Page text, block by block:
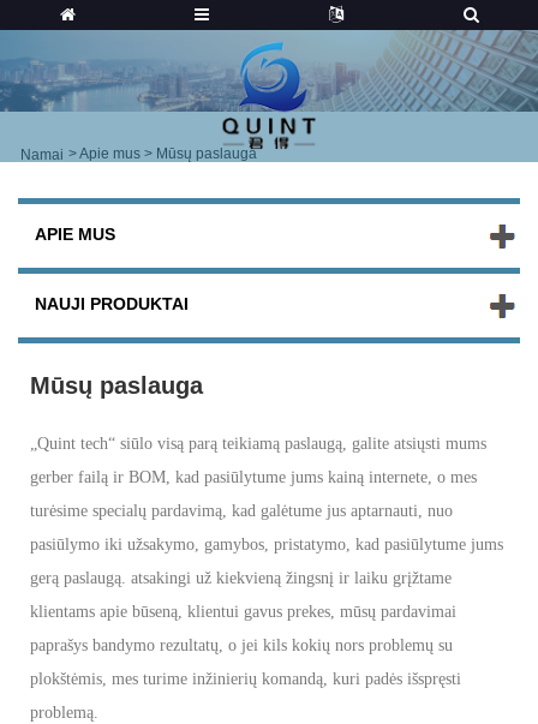
Namai >Apie mus > Mūsų paslauga
APIE MUS
NAUJI PRODUKTAI
Mūsų paslauga
„Quint tech“ siūlo visą parą teikiamą paslaugą, galite atsiųsti mums
gerber failą ir BOM, kad pasiūlytume jums kainą internete, o mes
turėsime specialų pardavimą, kad galėtume jus aptarnauti, nuo
pasiūlymo iki užsakymo, gamybos, pristatymo, kad pasiūlytume jums
gerą paslaugą. atsakingi už kiekvieną žingsnį ir laiku grįžtame
klientams apie būseną, klientui gavus prekes, mūsų pardavimai
paprašys bandymo rezultatų, o jei kils kokių nors problemų su
plokštėmis, mes turime inžinierių komandą, kuri padės išspręsti
problemą.